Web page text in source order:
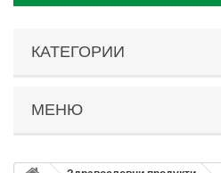
КАТЕГОРИИ
МЕНЮ